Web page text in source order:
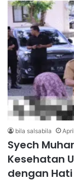
bila salsabila
Syech
Kesehatan
dengan